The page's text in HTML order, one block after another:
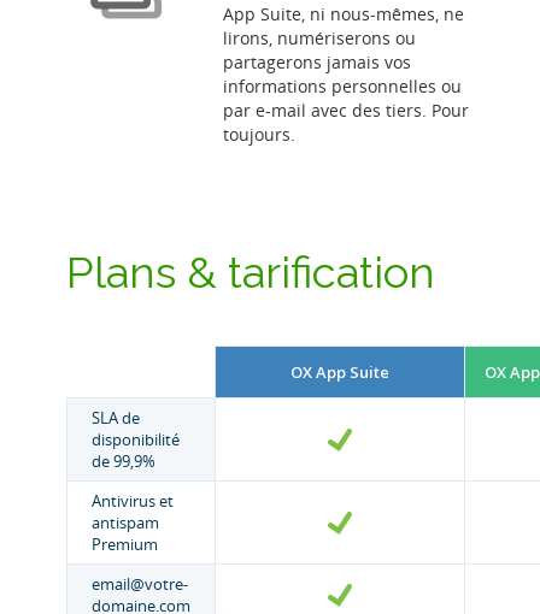
App Suite, ni nous-mêmes, ne
lirons, numériserons ou
partagerons jamais vos
informations personnelles ou
par e-mail avec des tiers. Pour
toujours.
Plans & tarification
OX App Suite OX
SLA de
disponibilité
de 99,9%
Antivirus et
antispam
Premium
email@votre-
domaine.com